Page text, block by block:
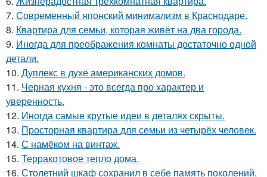
7. Современный японский минимализм в Краснодаре.
8. Квартира для семьи, которая живёт на два города.
9. Иногда для преображения комнаты достаточно одной
детали.
10. Дуплекс в духе американских домов.
11. Черная кухня - это всегда про характер и
уверенность.
12. Иногда самые крутые идеи в деталях скрыты.
13. Просторная квартира для семьи из четырёх человек.
14. С намёком на винтаж.
15. Терракотовое тепло дома.
16. Столетний шкаф сохранил в себе память поколений,